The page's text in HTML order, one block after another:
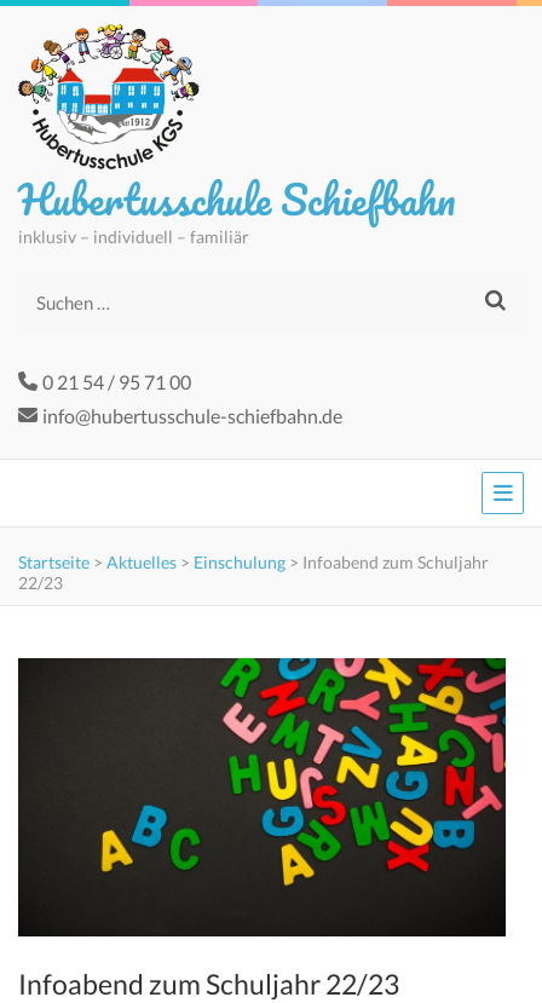
Hubertusschule Schiefbahn
inklusiv – individuell – familiär
Suchen
0 21 54 / 95 71 00
info@hubertusschule-schiefbahn.de
Startseite > Aktuelles > Einschulung > Infoabend zum Schuljahr
22/23
Infoabend zum Schuljahr 22/23